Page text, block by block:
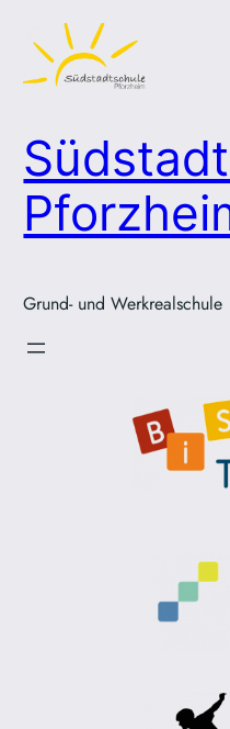
Inhalt
springen
Grund- und Werkrealschule